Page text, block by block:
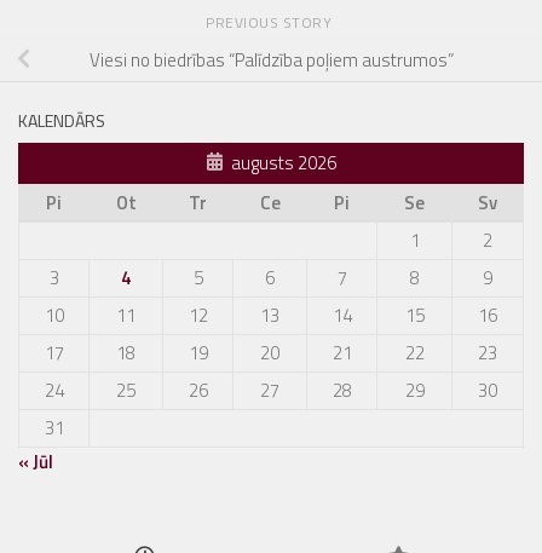
PREVIOUS STORY
Viesi no biedrības “Palīdzība poļiem austrumos”
KALENDĀRS
augusts 2026
Pi
Ot Tr Ce Pi Se
Sv
1
2
3
4 5 6 7 8
9
10
11 12 13 14 15
16
17
18 19 20 21 22
23
24
25 26 27 28 29
30
31
« Jūl